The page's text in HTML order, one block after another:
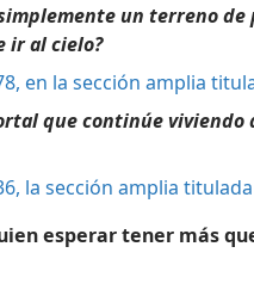
un terreno de
ir al cielo?
en la sección amplia
que continúe viviendo
la sección amplia titulada
esperar tener más